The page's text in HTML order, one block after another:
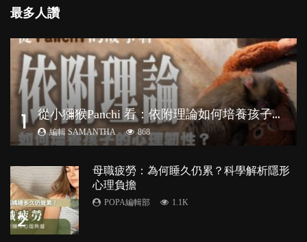
最多人讚
1 從
小獼猴Panchi 看：依附理論如何培養孩子心理韌性？
編輯 SAMANTHA 868
2
母職疲勞：為何睡久仍累？科學解析隱形
心理負擔
POPA編輯部 1.1K